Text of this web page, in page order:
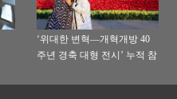
‘위대한 변혁—개혁개방 40
주년 경축 대형 전시’ 누적 참